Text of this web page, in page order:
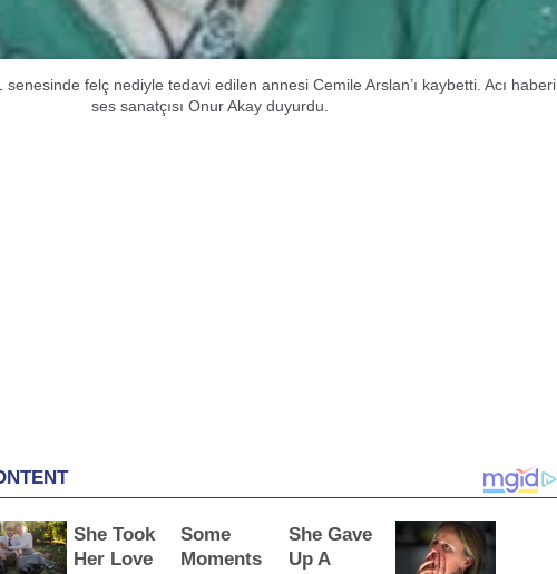
senesinde felç nediyle tedavi edilen annesi Cemile Arslan’ı kaybetti. Acı haberi
ses sanatçısı Onur Akay duyurdu.